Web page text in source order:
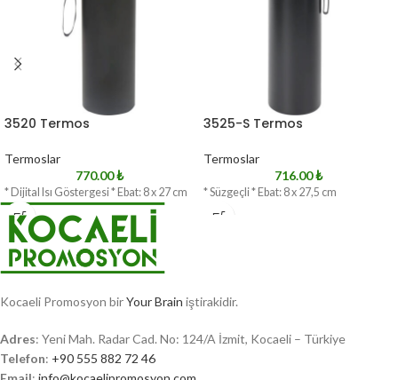
3520 Termos
Termoslar
770.00₺
* Dijital Isı Göstergesi * Ebat: 8 x 27 cm
3525-S Termos
Termoslar
716.00₺
* Süzgeçli * Ebat: 8 x 27,5 cm
Kocaeli Promosyon birYour Brain iştirakidir.
Adres: Yeni Mah. Radar Cad. No: 124/A İzmit, Kocaeli – Türkiye
Telefon: +90 555 882 72 46